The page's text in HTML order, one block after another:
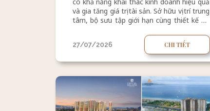
và gia tăng giá trị tài sản. Sở hữu vị trí trung
tâm, bộ sưu tập giới hạn cùng thiết kế đa
Hue Legacy Residence kiến tạo một tài
sản hội tụ trọn vẹn ba giá trị "an cư – sinh
27/07/2026 CHI TIẾT